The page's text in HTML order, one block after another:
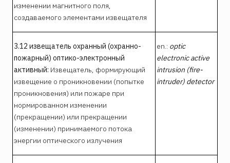
изменении магнитного поля,
создаваемого элементами извещателя
3.12 извещатель охранный (охранно-
пожарный) оптико-электронный
активный: Извещатель, формирующий
извещение о проникновении (попытке
проникновения) или пожаре при
нормированном изменении
(прекращении) или прекращении
(изменении) принимаемого потока
энергии оптического излучения
en.: optic
electronic active
intrusion (fire-
intruder) detector